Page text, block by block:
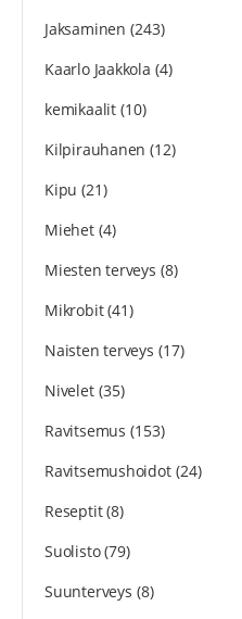
Jaksaminen (243)
Kaarlo Jaakkola (4)
kemikaalit(10)
Kilpirauhanen (12)
Kipu (21)
Miehet(4)
Miesten terveys (8)
Mikrobit(41)
Naisten terveys (17)
Nivelet(35)
Ravitsemus (153)
Ravitsemushoidot(24)
Reseptit(8)
Suolisto(79)
Suunterveys (8)